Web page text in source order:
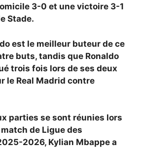
3-0 et une victoire 3-1
Stade.
est le meilleur buteur de ce
buts, tandis que Ronaldo
trois fois lors de ses deux
le Real Madrid contre
parties se sont réunies lors
de Ligue des
2026, Kylian Mbappe a